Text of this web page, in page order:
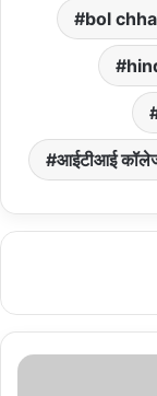
bol
आईटीआई